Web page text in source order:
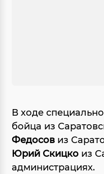
В ходе
бойца из
Федосов из
Юрий Скицко из
администрациях.